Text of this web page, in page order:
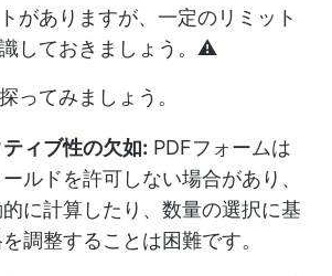
がありますが、一定のリミット
しておきましょう。⚠️
ってみましょう。
ィブ性の欠如: PDFフォームは
ルドを許可しない場合があり、
に計算したり、数量の選択に基
調整することは困難です。